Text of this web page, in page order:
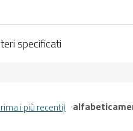
specificati
i più recenti) ·